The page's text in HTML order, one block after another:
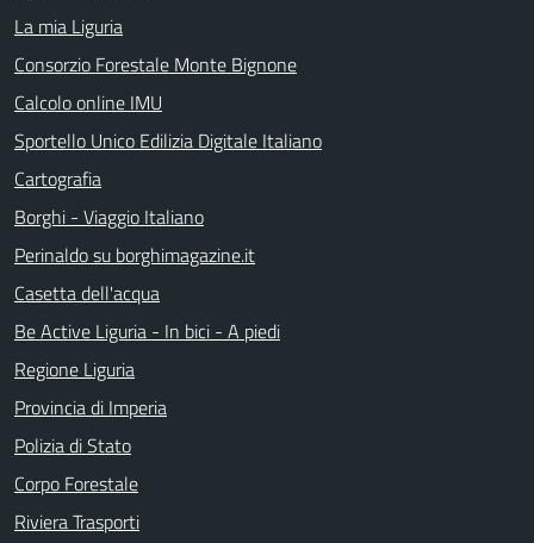
La mia Liguria
Consorzio Forestale Monte Bignone
Calcolo online IMU
Sportello Unico Edilizia Digitale Italiano
Cartografia
Borghi - Viaggio Italiano
Perinaldo su borghimagazine.it
Casetta dell'acqua
Be Active Liguria - In bici - A piedi
Regione Liguria
Provincia di Imperia
Polizia di Stato
Corpo Forestale
Riviera Trasporti